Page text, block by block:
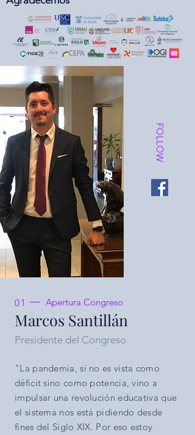
FOLLOW
01 Apertura Congreso
Marcos Santillán
Presidente del Congreso
"La pandemia, si no es vista como
déficit sino como potencia, vino a
impulsar una revolución educativa que
el sistema nos está pidiendo desde
fines del Siglo XIX. Por eso estoy